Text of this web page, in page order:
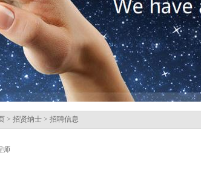
> 招贤纳士 > 招聘信息
师